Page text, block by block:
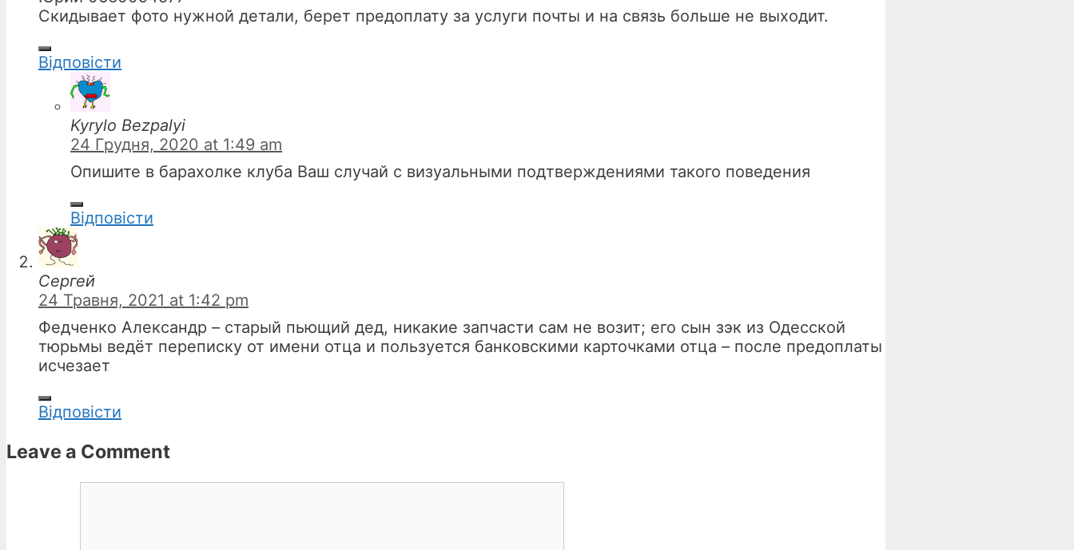
Скидывает фото нужной детали, берет предоплату за услуги почты и на связь больше не выходит.
Відповіcти
Kyrylo Bezpalyi
24 Грудня, 2020 at 1:49 am
Опишите в барахолке клуба Ваш случай с визуальными подтверждениями такого поведения
Відповіcти
Сергей
24 Травня, 2021 at 1:42 pm
Федченко Александр – старый пьющий дед, никакие запчасти сам не возит; его сын зэк из Одесской
тюрьмы ведёт переписку от имени отца и пользуется банковскими карточками отца – после предоплаты
исчезает
Відповіcти
Leave a Comment